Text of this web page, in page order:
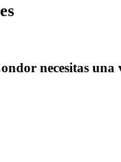
necesitas una